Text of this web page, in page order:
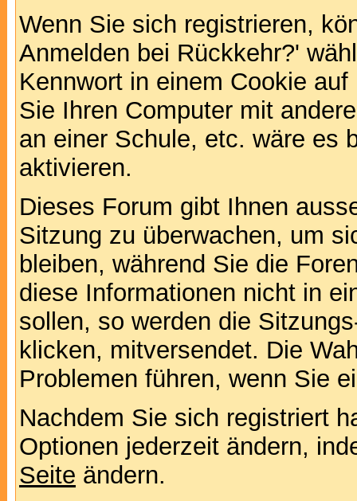
Wenn Sie sich registrieren,
Anmelden bei Rückkehr?'
Kennwort in einem Cookie
Sie Ihren Computer mit
an einer Schule, etc. wäre es
aktivieren.
Dieses Forum gibt Ihnen
Sitzung zu überwachen, um
bleiben, während Sie die
diese Informationen nicht in
sollen, so werden die
klicken, mitversendet. Die
Problemen führen, wenn Sie
Nachdem Sie sich registriert
Optionen jederzeit ändern,
Seite ändern.